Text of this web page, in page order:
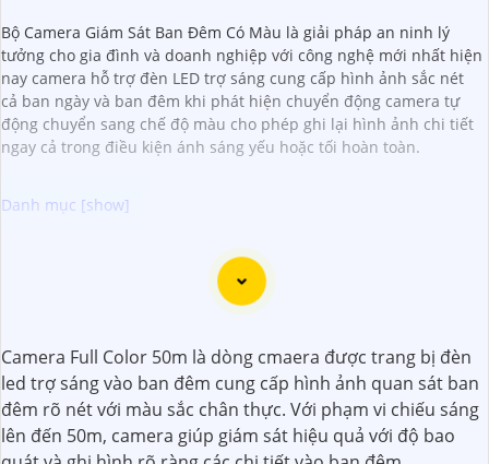
Bộ Camera Giám Sát Ban Đêm Có Màu là giải pháp an ninh lý
tưởng cho gia đình và doanh nghiệp với công nghệ mới nhất hiện
nay camera hỗ trợ đèn LED trợ sáng cung cấp hình ảnh sắc nét
cả ban ngày và ban đêm khi phát hiện chuyển động camera tự
động chuyển sang chế độ màu cho phép ghi lại hình ảnh chi tiết
ngay cả trong điều kiện ánh sáng yếu hoặc tối hoàn toàn.
Dưới đây là một số lời khuyên để chọn bộ camera chất
lượng với hình ảnh sắc nét:
cao, ít nhất là 1080p hoặc cao hơn.
◗2: Chọn camera có tính năng ghi hình ban đêm: Camera
nên có khả năng quan sát ban đêm thông qua hồng ngoại
hoặc các công nghệ khác để màu sắc và chi tiết không bị
Camera Full Color 50m là dòng cmaera được trang bị đèn
led trợ sáng vào ban đêm cung cấp hình ảnh quan sát ban
đêm rõ nét với màu sắc chân thực. Với phạm vi chiếu sáng
lên đến 50m, camera giúp giám sát hiệu quả với độ bao